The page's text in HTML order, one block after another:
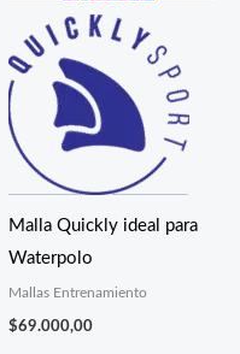
Malla Quickly ideal para
Waterpolo
Mallas Entrenamiento
$69.000,00